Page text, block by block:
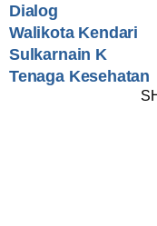
Dialog
Walikota Kendari
Sulkarnain K
Tenaga Kesehatan